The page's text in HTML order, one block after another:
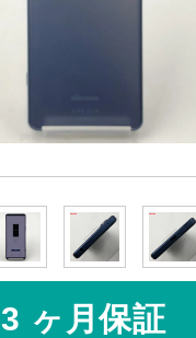
3 ヶ月保証